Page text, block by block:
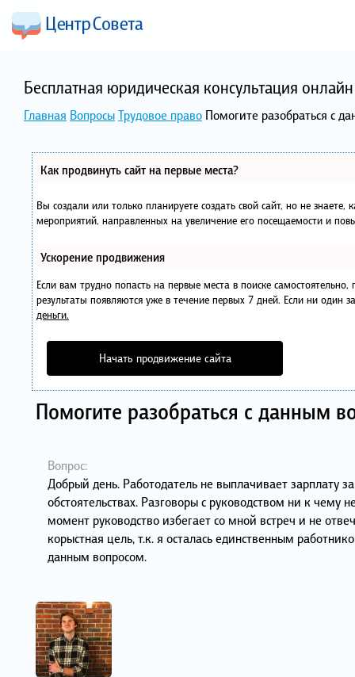
Бесплатная юридическая консультация
Главная ВопросыТрудовое право Помогите разобраться с
Как продвинуть сайт на первые места?
Вы создали или только планируете создать свой сайт, но не
мероприятий, направленных на увеличение его посещаемости и
Ускорение продвижения
Если вам трудно попасть на первые места в поиске
результаты появляются уже в течение первых 7 дней. Если ни один
деньги.
Начать продвижение сайта
Помогите разобраться с данным
Вопрос:
Добрый день. Работодатель не выплачивает зарплату
обстоятельствах. Разговоры с руководством ни к
момент руководство избегает со мной встреч и не
корыстная цель, т.к. я осталась единственным
данным вопросом.